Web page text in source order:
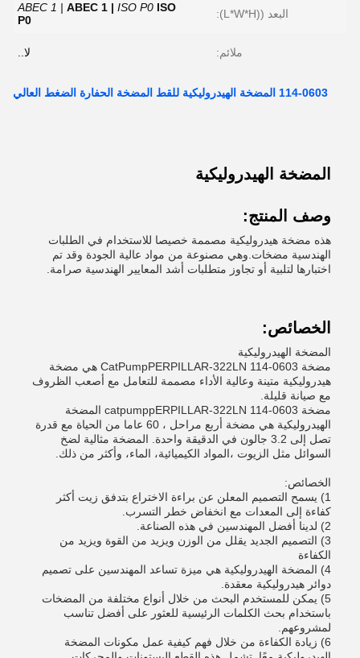
البعد ((L*W*H): ABEC 1 | ABEC 1 | ISO P0 ISO
P0
ملائم: لا..
114-0603 المضخة الهيدروليكية للقط المضخة الحفارة الضغط العالي
المضخة الهيدروليكية
وصف المنتج:
هذه مضخة هيدروليكية مصممة خصيصا للاستخدام في الطلبات
الهندسية مضخات.وهي مصنوعة من مواد عالية الجودة وقد تم
اختبارها لتلبية أو تجاوز متطلبات أشد المعايير الهندسية صرامة.
الخصائص:
المضخة الهيدروليكية
مضخة CatPumpPERPILLAR-322LN 114-0603 هي مضخة
هيدروليكية متينة وعالية الأداء مصممة للتعامل مع أصعب الظروف
مع صيانة قليلة.
مضخة catpumppERPILLAR-322LN 114-0603 المضخة
الهيدروليكية هي مضخة أربع مراحل ، 60 عاما من الحياة مع قدرة
تصل إلى 3.2 جالون في الدقيقة واحدة. المضخة مثالية لضخ
السوائل مثل الزيوت ،المواد الكيميائية، الماء، وأكثر من ذلك.
الخصائص:
1) يسمح التصميم المعلن عن براءة الاختراع بتدفق زيت أكثر
كفاءة إلى المعدات مع انخفاض خطر التسرب.
2) لدينا أفضل المهندسين في هذه الصناعة.
3) التصميم الجديد يقلل من الوزن ويزيد من القوة ويزيد من
الكفاءة
4) المضخة الهيدروليكية هي ميزة تساعد المهندسين على تصميم
دوائر هيدروليكية معقدة.
5) يمكن للمستخدم البحث من خلال أنواع مختلفة من المضخات
باستخدام بحث الكلمات الرئيسية للعثور على أفضل تناسب
لمشروعهم.
6) زيادة الكفاءة من خلال فهم كيفية عمل مكونات المضخة